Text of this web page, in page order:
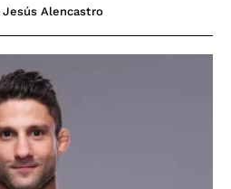
Jesús Alencastro